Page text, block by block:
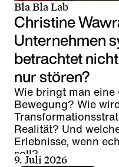
Bla Bla Lab
Christine
Unternehmen
betrachtet
nur stören?
Wie bringt man
Bewegung? Wie
Realität? Und
Erlebnisse, wenn
soll?
9. Juli 2026